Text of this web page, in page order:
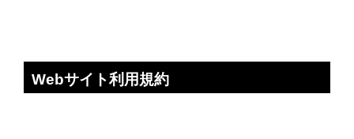
Webサイト利用規約